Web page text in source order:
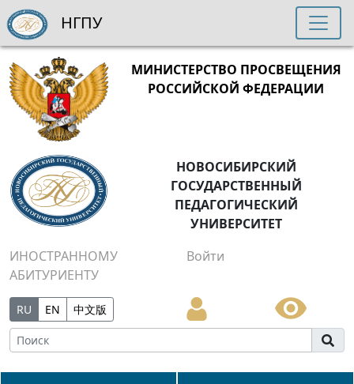
МИНИСТЕРСТВО ПРОСВЕЩЕНИЯ
РОССИЙСКОЙ ФЕДЕРАЦИИ
НОВОСИБИРСКИЙ
ГОСУДАРСТВЕННЫЙ
ПЕДАГОГИЧЕСКИЙ
УНИВЕРСИТЕТ
ИНОСТРАННОМУ
АБИТУРИЕНТУ
Войти
RU EN 中文版
НГПУ